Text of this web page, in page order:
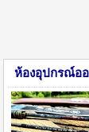
ห้องอุปกรณ์อ